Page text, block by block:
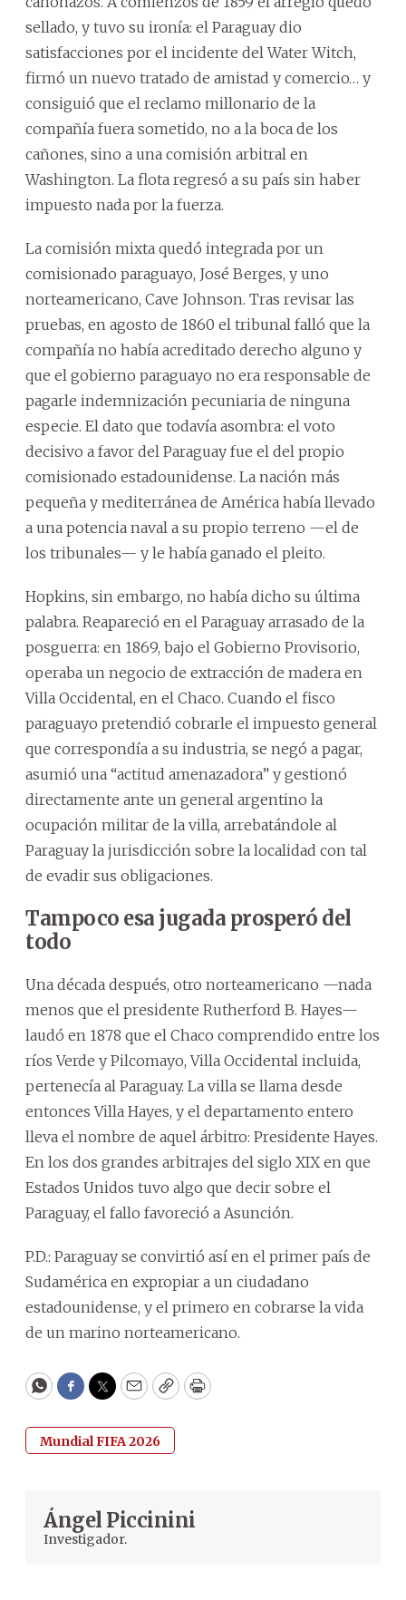
sellado, y tuvo su ironía: el Paraguay dio
satisfacciones por el incidente del Water Witch,
firmó un nuevo tratado de amistad y comercio… y
consiguió que el reclamo millonario de la
compañía fuera sometido, no a la boca de los
cañones, sino a una comisión arbitral en
Washington. La flota regresó a su país sin haber
impuesto nada por la fuerza.
La comisión mixta quedó integrada por un
comisionado paraguayo, José Berges, y uno
norteamericano, Cave Johnson. Tras revisar las
pruebas, en agosto de 1860 el tribunal falló que la
compañía no había acreditado derecho alguno y
que el gobierno paraguayo no era responsable de
pagarle indemnización pecuniaria de ninguna
especie. El dato que todavía asombra: el voto
decisivo a favor del Paraguay fue el del propio
comisionado estadounidense. La nación más
pequeña y mediterránea de América había llevado
a una potencia naval a su propio terreno —el de
los tribunales— y le había ganado el pleito.
Hopkins, sin embargo, no había dicho su última
palabra. Reapareció en el Paraguay arrasado de la
posguerra: en 1869, bajo el Gobierno Provisorio,
operaba un negocio de extracción de madera en
Villa Occidental, en el Chaco. Cuando el fisco
paraguayo pretendió cobrarle el impuesto general
que correspondía a su industria, se negó a pagar,
asumió una “actitud amenazadora” y gestionó
directamente ante un general argentino la
ocupación militar de la villa, arrebatándole al
Paraguay la jurisdicción sobre la localidad con tal
de evadir sus obligaciones.
Tampoco esa jugada prosperó del
todo
Una década después, otro norteamericano —nada
menos que el presidente Rutherford B. Hayes—
laudó en 1878 que el Chaco comprendido entre los
ríos Verde y Pilcomayo, Villa Occidental incluida,
pertenecía al Paraguay. La villa se llama desde
entonces Villa Hayes, y el departamento entero
lleva el nombre de aquel árbitro: Presidente Hayes.
En los dos grandes arbitrajes del siglo XIX en que
Estados Unidos tuvo algo que decir sobre el
Paraguay, el fallo favoreció a Asunción.
P.D.: Paraguay se convirtió así en el primer país de
Sudamérica en expropiar a un ciudadano
estadounidense, y el primero en cobrarse la vida
de un marino norteamericano.
WhatsApp
Facebook
Twitter
EmailCopyPrint
Mundial FIFA 2026
Ángel Piccinini
Investigador.